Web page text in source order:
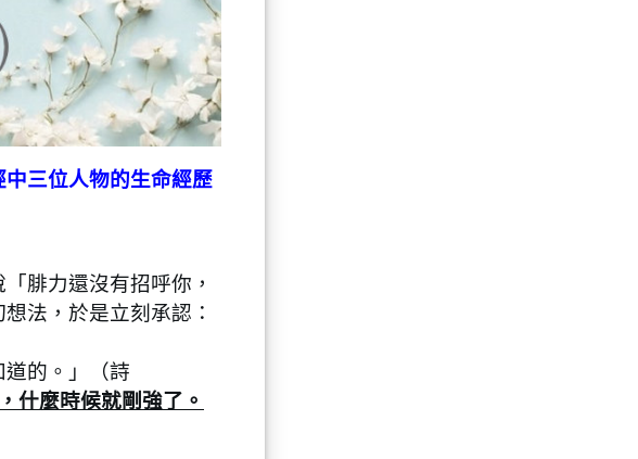
中三位人物的生命經歷
腓力還沒有招呼你，
法，於是立刻承認：
的。」（詩
什麼時候就剛強了。